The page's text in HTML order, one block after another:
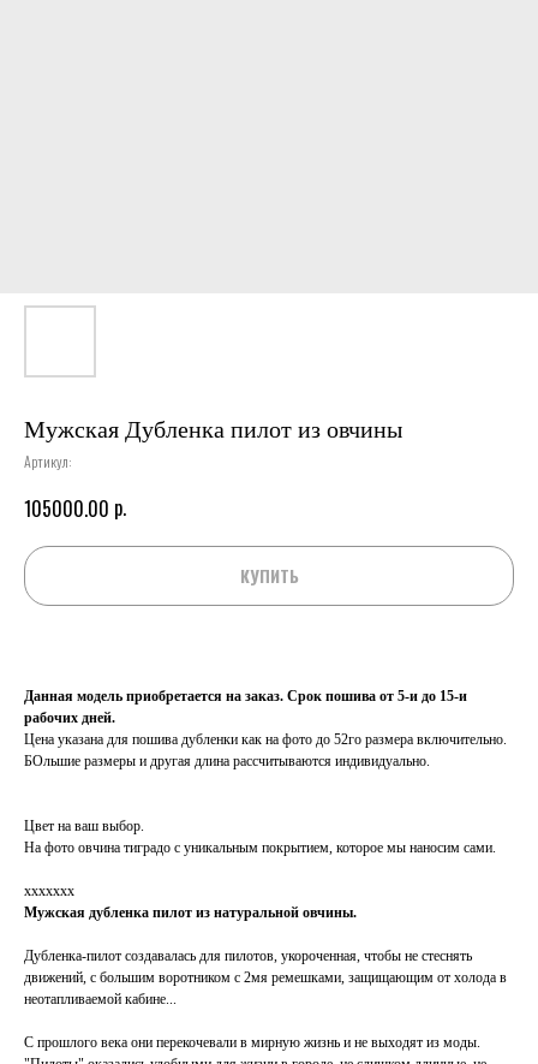
Мужская Дубленка пилот из овчины
Артикул:
105000.00 р.
КУПИТЬ
Данная модель приобретается на заказ. Срок пошива от 5-и до 15-и
рабочих дней.
Цена указана для пошива дубленки как на фото до 52го размера включительно.
БОльшие размеры и другая длина рассчитываются индивидуально.
Цвет на ваш выбор.
На фото овчина тиградо с уникальным покрытием, которое мы наносим сами.
ххххххх
Мужская дубленка пилот из натуральной овчины.
Дубленка-пилот создавалась для пилотов, укороченная, чтобы не стеснять
движений, с большим воротником с 2мя ремешками, защищающим от холода в
неотапливаемой кабине...
С прошлого века они перекочевали в мирную жизнь и не выходят из моды.